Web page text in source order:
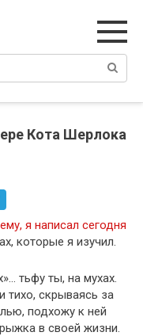
Кота Шерлока
я написал сегодня
которые я изучил.
тьфу ты, на мухах.
тихо, скрываясь за
подхожу к ней
в своей жизни.